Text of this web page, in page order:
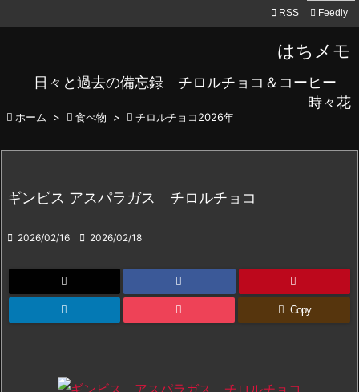
はちメモ
日々と過去の備忘録 チロルチョコ＆コーヒー
時々花
 RSS Feedly
 ホーム >  食べ物 >  チロルチョコ2026年
ギンビス アスパラガス チロルチョコ
 2026/02/16  2026/02/18
Copy